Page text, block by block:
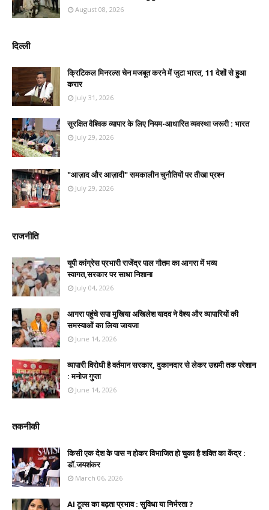
August 08, 2026
दिल्ली
क्रिटिकल मिनरल्स चेन मजबूत करने में जुटा भारत, 11 देशों से हुआ
करार
July 31, 2026
सुरक्षित वैश्विक व्यापार के लिए नियम-आधारित व्यवस्था जरूरी : भारत
July 29, 2026
"आज़ाद और आज़ादी" समकालीन चुनौतियों पर तीखा प्रश्न
July 29, 2026
राजनीति
यूपी कांग्रेस प्रभारी राजेंद्र पाल गौतम का आगरा में भव्य
स्वागत,सरकार पर साधा निशाना
July 04, 2026
आगरा पहुंचे सपा मुखिया अखिलेश यादव ने वैश्य और व्यापारियों की
समस्याओं का लिया जायजा
June 14, 2026
व्यापारी विरोधी है वर्तमान सरकार, दुकानदार से लेकर उद्यमी तक परेशान
: मनोज गुप्ता
June 14, 2026
तकनीकी
किसी एक देश के पास न होकर विभाजित हो चुका है शक्ति का केंद्र :
डॉ.जयशंकर
March 06, 2026
AI टूल्स का बढ़ता प्रभाव : सुविधा या निर्भरता ?